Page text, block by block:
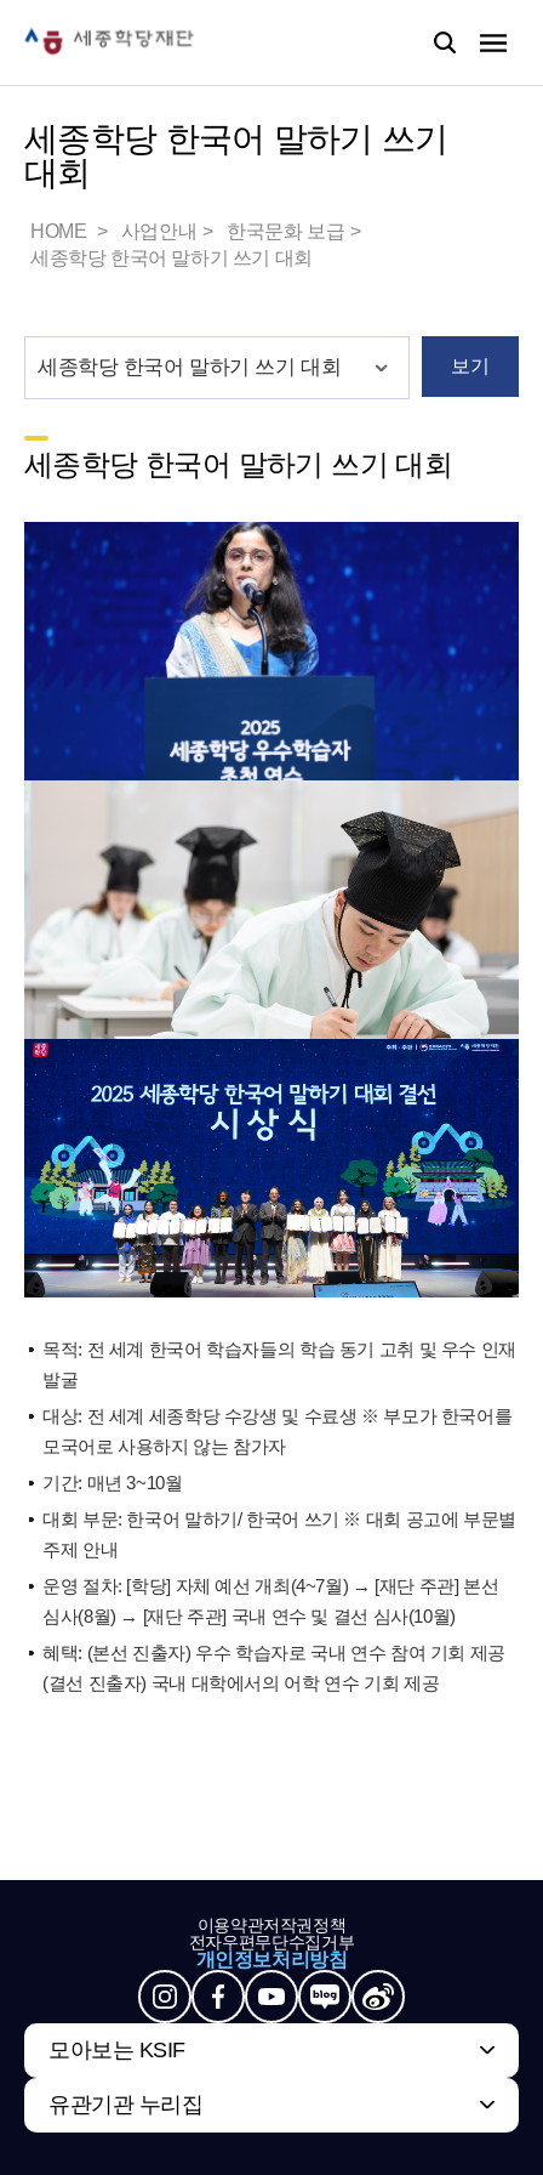
세종학당 한국어 말하기 쓰기
대회
HOME 사업안내
한국문화 보급
세종학당 한국어 말하기 쓰기 대회
보기
세종학당 한국어 말하기 쓰기 대회
목적: 전 세계 한국어 학습자들의 학습 동기 고취 및 우수 인재
발굴
대상: 전 세계 세종학당 수강생 및 수료생 ※ 부모가 한국어를
모국어로 사용하지 않는 참가자
기간: 매년 3~10월
대회 부문: 한국어 말하기/ 한국어 쓰기 ※ 대회 공고에 부문별
주제 안내
운영 절차: [학당] 자체 예선 개최(4~7월) → [재단 주관] 본선
심사(8월) → [재단 주관] 국내 연수 및 결선 심사(10월)
혜택: (본선 진출자) 우수 학습자로 국내 연수 참여 기회 제공
(결선 진출자) 국내 대학에서의 어학 연수 기회 제공
이용약관저작권정책
전자우편무단수집거부
개인정보처리방침
모아보는 KSIF
유관기관 누리집